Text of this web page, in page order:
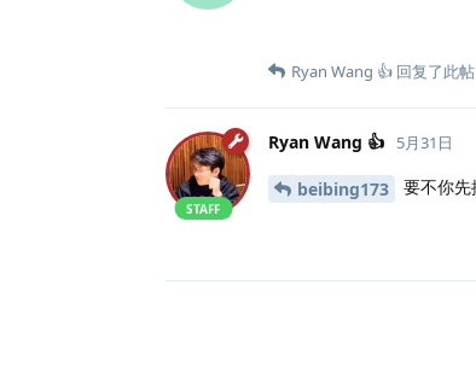
Ryan Wang 👍 回复了此帖
Ryan Wang 👍
STAFF
5月31日
beibing173 要不你先